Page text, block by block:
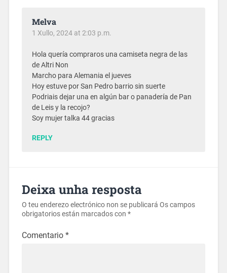
Melva
1 Xullo, 2024 at 2:03 p.m.
Hola quería compraros una camiseta negra de las
de Altri Non
Marcho para Alemania el jueves
Hoy estuve por San Pedro barrio sin suerte
Podriais dejar una en algún bar o panadería de Pan
de Leis y la recojo?
Soy mujer talka 44 gracias
REPLY
Deixa unha resposta
O teu enderezo electrónico non se publicará Os campos
obrigatorios están marcados con *
Comentario *